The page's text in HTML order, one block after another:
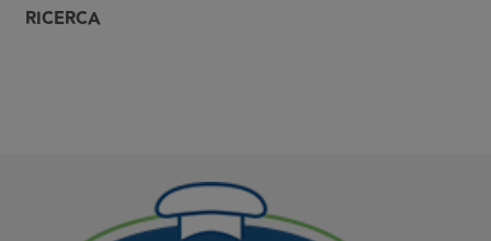
RICERCA